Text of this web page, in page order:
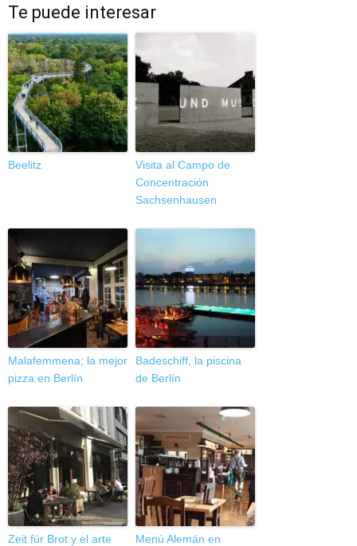
Te puede interesar
Beelitz
Visita al Campo de
Concentración
Sachsenhausen
Malafemmena; la mejor
pizza en Berlín
Badeschiff, la piscina
de Berlín
Zeit für Brot y el arte
Menú Alemán en